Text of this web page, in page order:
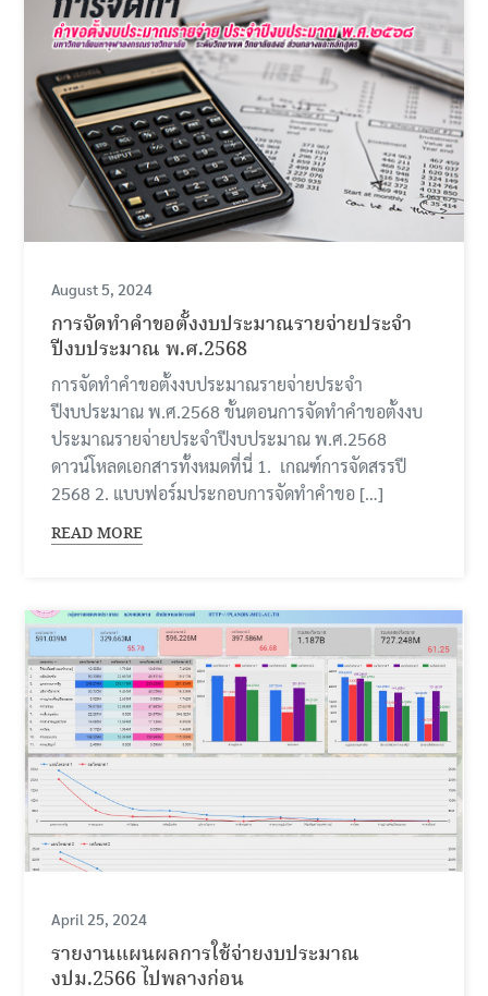
August 5, 2024
การจัดทำคำขอตั้งงบประมาณรายจ่ายประจำ
ปีงบประมาณ พ.ศ.2568
การจัดทำคำขอตั้งงบประมาณรายจ่ายประจำ
ปีงบประมาณ พ.ศ.2568 ขั้นตอนการจัดทำคำขอตั้งงบ
ประมาณรายจ่ายประจำปีงบประมาณ พ.ศ.2568
ดาวน์โหลดเอกสารทั้งหมดที่นี่ 1. เกณฑ์การจัดสรรปี
2568 2. แบบฟอร์มประกอบการจัดทำคำขอ […]
READ MORE
April 25, 2024
รายงานแผนผลการใช้จ่ายงบประมาณ
งปม.2566 ไปพลางก่อน